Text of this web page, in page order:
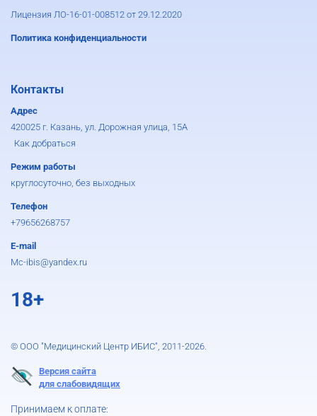
Лицензия ЛО-16-01-008512 от 29.12.2020
Политика конфиденциальности
Контакты
Адрес
420025 г. Казань, ул. Дорожная улица, 15А
Как добраться
Режим работы
круглосуточно, без выходных
Телефон
+79656268757
E-mail
Mc-ibis@yandex.ru
18+
© ООО "Медицинский Центр ИБИС", 2011-2026.
Версия сайта
для слабовидящих
Принимаем к оплате: